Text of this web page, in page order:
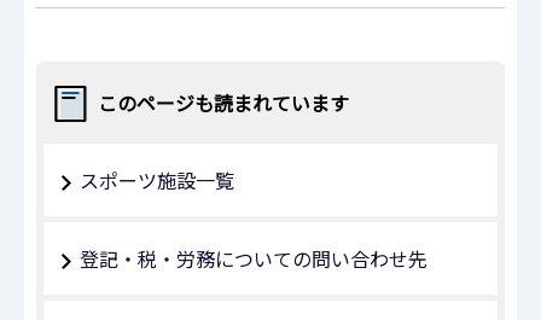
このページも読まれています
スポーツ施設一覧
登記・税・労務についての問い合わせ先